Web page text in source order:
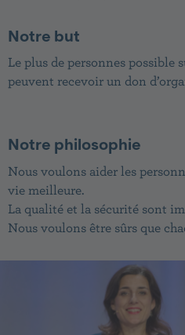
Notre but
Le plus de personnes possible
peuvent recevoir un don
Notre philosophie
Nous voulons aider les
vie meilleure.
La qualité et la sécurité sont
Nous voulons être sûrs que